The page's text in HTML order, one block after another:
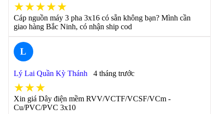
★★★★★
Cáp nguồn máy 3 pha 3x16 có sẵn không bạn? Mình cần
giao hàng Bắc Ninh, có nhận ship cod
L
Lý Lai Quần Kỳ Thánh 4 tháng trước
★★★
Xin giá Dây điện mềm RVV/VCTF/VCSF/VCm -
Cu/PVC/PVC 3x10